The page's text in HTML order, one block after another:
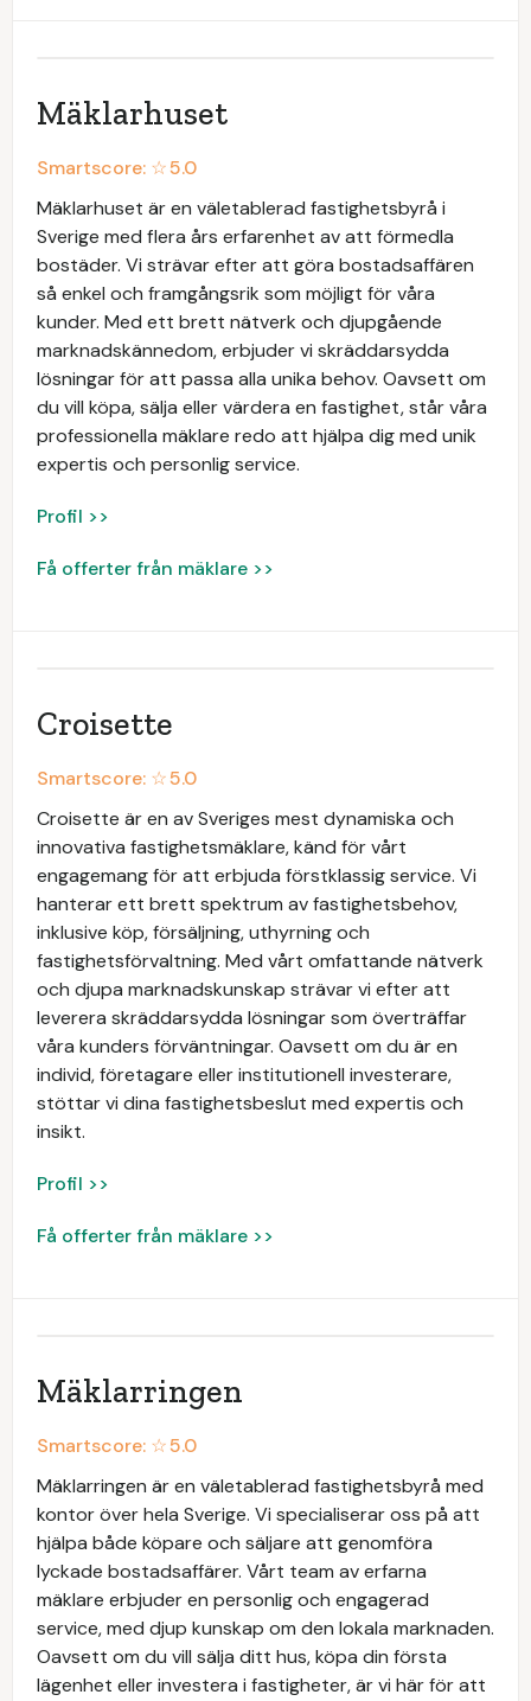
Mäklarhuset
Smartscore: ☆5.0
Mäklarhuset är en väletablerad fastighetsbyrå i
Sverige med flera års erfarenhet av att förmedla
bostäder. Vi strävar efter att göra bostadsaffären
så enkel och framgångsrik som möjligt för våra
kunder. Med ett brett nätverk och djupgående
marknadskännedom, erbjuder vi skräddarsydda
lösningar för att passa alla unika behov. Oavsett om
du vill köpa, sälja eller värdera en fastighet, står våra
professionella mäklare redo att hjälpa dig med unik
expertis och personlig service.
Profil >>
Få offerter från mäklare >>
Croisette
Smartscore: ☆5.0
Croisette är en av Sveriges mest dynamiska och
innovativa fastighetsmäklare, känd för vårt
engagemang för att erbjuda förstklassig service. Vi
hanterar ett brett spektrum av fastighetsbehov,
inklusive köp, försäljning, uthyrning och
fastighetsförvaltning. Med vårt omfattande nätverk
och djupa marknadskunskap strävar vi efter att
leverera skräddarsydda lösningar som överträffar
våra kunders förväntningar. Oavsett om du är en
individ, företagare eller institutionell investerare,
stöttar vi dina fastighetsbeslut med expertis och
insikt.
Profil >>
Få offerter från mäklare >>
Mäklarringen
Smartscore: ☆5.0
Mäklarringen är en väletablerad fastighetsbyrå med
kontor över hela Sverige. Vi specialiserar oss på att
hjälpa både köpare och säljare att genomföra
lyckade bostadsaffärer. Vårt team av erfarna
mäklare erbjuder en personlig och engagerad
service, med djup kunskap om den lokala marknaden.
Oavsett om du vill sälja ditt hus, köpa din första
lägenhet eller investera i fastigheter, är vi här för att